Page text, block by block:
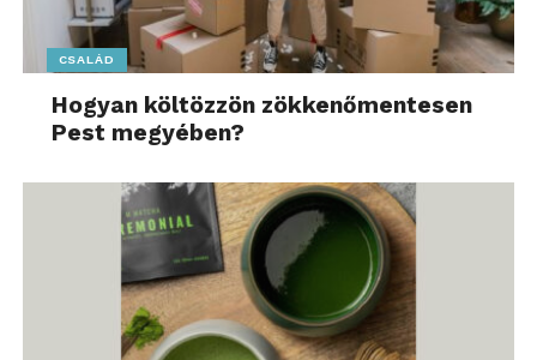
CSALÁD
Hogyan költözzön zökkenőmentesen
Pest megyében?